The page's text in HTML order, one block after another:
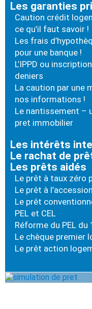
Les garanties
Caution crédit
ce qu’il faut savoir !
Les frais
pour une banque !
L’IPPD ou
deniers
La caution par une
nos informations !
Le nantissement –
pret immobilier
Les intérêts
Le rachat de
Les prêts aidés
Le prêt à taux zéro
Le prêt à
Le prêt
PEL et CEL
Réforme du PEL du
Le chèque premier
Le prêt action